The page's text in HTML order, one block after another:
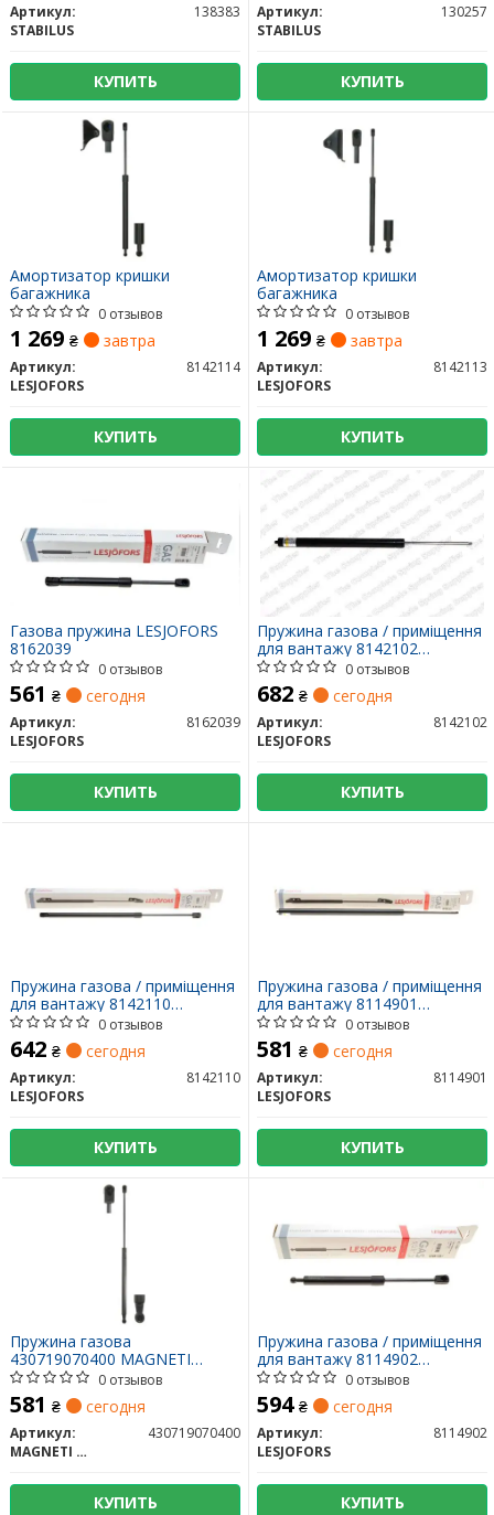
Артикул:
138383
STABILUS
КУПИТЬ
Артикул:
130257
STABILUS
КУПИТЬ
Амортизатор кришки
багажника
0 отзывов
1 269 ₴ завтра
Артикул:
8142114
LESJOFORS
КУПИТЬ
Амортизатор кришки
багажника
0 отзывов
1 269 ₴ завтра
Артикул:
8142113
LESJOFORS
КУПИТЬ
Газова пружина LESJOFORS
8162039
0 отзывов
561 ₴ сегодня
Артикул:
8162039
LESJOFORS
КУПИТЬ
Пружина газова / приміщення
для вантажу 8142102
LESJOFORS 0 отзывов
682 ₴ сегодня
Артикул:
8142102
LESJOFORS
КУПИТЬ
Пружина газова / приміщення
для вантажу 8142110
LESJOFORS 0 отзывов
642 ₴ сегодня
Артикул:
8142110
LESJOFORS
КУПИТЬ
Пружина газова / приміщення
для вантажу 8114901
LESJOFORS 0 отзывов
581 ₴ сегодня
Артикул:
8114901
LESJOFORS
КУПИТЬ
Пружина газова
430719070400 MAGNETI
MARELLI
0 отзывов
581 ₴ сегодня
Артикул:
430719070400
MAGNETI MARELLI
КУПИТЬ
Пружина газова / приміщення
для вантажу 8114902
LESJOFORS 0 отзывов
594 ₴ сегодня
Артикул:
8114902
LESJOFORS
КУПИТЬ